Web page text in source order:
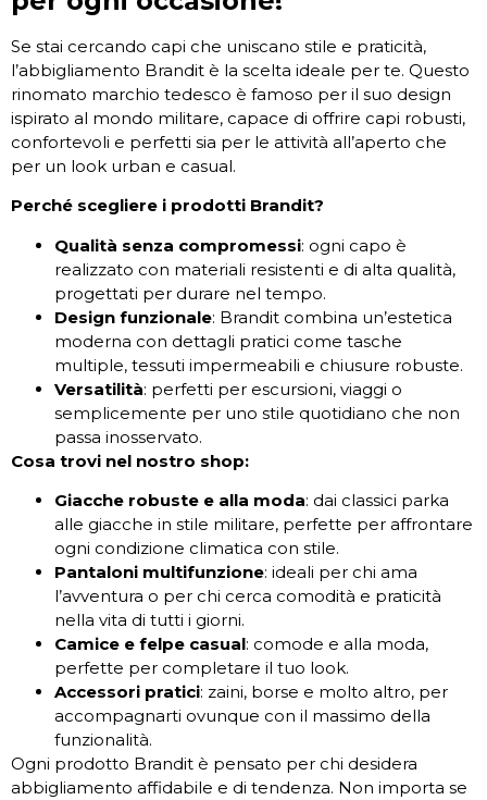
Se stai cercando capi che uniscano stile e praticità,
l’abbigliamento Brandit è la scelta ideale per te. Questo
rinomato marchio tedesco è famoso per il suo design
ispirato al mondo militare, capace di offrire capi robusti,
confortevoli e perfetti sia per le attività all’aperto che
per un look urban e casual.
Perché scegliere i prodotti Brandit?
Qualità senza compromessi: ogni capo è
realizzato con materiali resistenti e di alta qualità,
progettati per durare nel tempo.
Design funzionale: Brandit combina un’estetica
moderna con dettagli pratici come tasche
multiple, tessuti impermeabili e chiusure robuste.
Versatilità: perfetti per escursioni, viaggi o
semplicemente per uno stile quotidiano che non
passa inosservato.
Cosa trovi nel nostro shop:
Giacche robuste e alla moda: dai classici parka
alle giacche in stile militare, perfette per affrontare
ogni condizione climatica con stile.
Pantaloni multifunzione: ideali per chi ama
l’avventura o per chi cerca comodità e praticità
nella vita di tutti i giorni.
Camice e felpe casual: comode e alla moda,
perfette per completare il tuo look.
Accessori pratici: zaini, borse e molto altro, per
accompagnarti ovunque con il massimo della
funzionalità.
Ogni prodotto Brandit è pensato per chi desidera
abbigliamento affidabile e di tendenza. Non importa se